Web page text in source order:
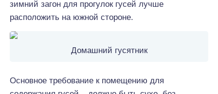
зимний загон для прогулок гусей лучше
расположить на южной стороне.
Домашний гусятник
Основное требование к помещению для